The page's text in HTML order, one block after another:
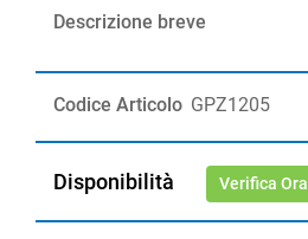
Descrizione breve
Codice Articolo GPZ1205
Disponibilità Verifica Ora